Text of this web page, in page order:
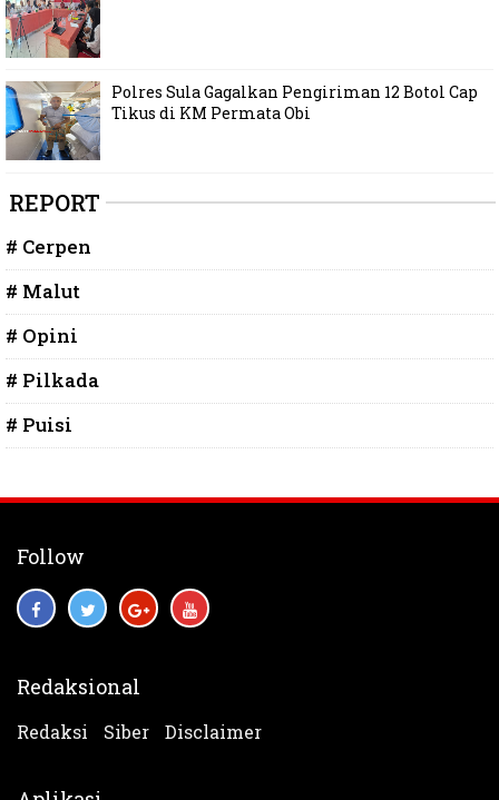
Polres Sula Gagalkan Pengiriman 12 Botol Cap
Tikus di KM Permata Obi
REPORT
# Cerpen
# Malut
# Opini
# Pilkada
# Puisi
Follow
Redaksional
Redaksi Siber Disclaimer